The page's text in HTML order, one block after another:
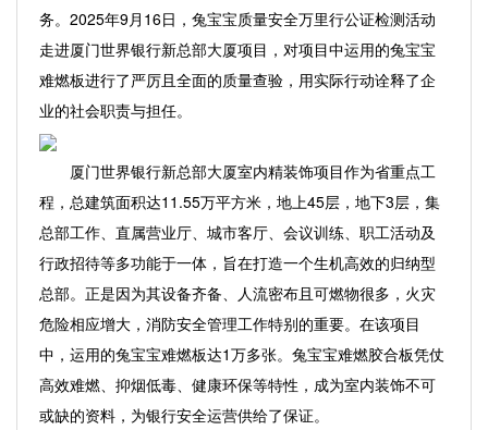
务。2025年9月16日，兔宝宝质量安全万里行公证检测活动
走进厦门世界银行新总部大厦项目，对项目中运用的兔宝宝
难燃板进行了严厉且全面的质量查验，用实际行动诠释了企
业的社会职责与担任。
厦门世界银行新总部大厦室内精装饰项目作为省重点工
程，总建筑面积达11.55万平方米，地上45层，地下3层，集
总部工作、直属营业厅、城市客厅、会议训练、职工活动及
行政招待等多功能于一体，旨在打造一个生机高效的归纳型
总部。正是因为其设备齐备、人流密布且可燃物很多，火灾
危险相应增大，消防安全管理工作特别的重要。在该项目
中，运用的兔宝宝难燃板达1万多张。兔宝宝难燃胶合板凭仗
高效难燃、抑烟低毒、健康环保等特性，成为室内装饰不可
或缺的资料，为银行安全运营供给了保证。